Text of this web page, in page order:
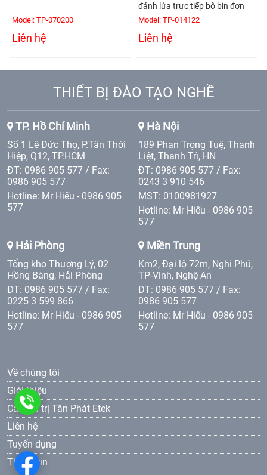
Model: TP-070200
Liên hệ
đánh lửa trực tiếp bô bin đơn
Model: TP-014122
Liên hệ
THIẾT BỊ ĐÀO TẠO NGHỀ
TP. Hồ Chí Minh
Số 1 Lê Đức Thọ, P.Tân Thới
Hiệp, Q12, TP.HCM
ĐT: 0986 905 577 / Fax:
0986 905 577
Hotline: Mr Hiếu - 0986 905
577
Hà Nội
189 Phan Trọng Tuệ, Thanh
Liệt, Thanh Trì, HN
ĐT: 0986 905 577 / Fax:
0243 3 910 546
MST: 0100981927
Hotline: Mr Hiếu - 0986 905
577
Hải Phòng
Tổng kho Thượng Lý, 02
Hồng Bàng, Hải Phòng
ĐT: 0986 905 577 / Fax:
0225 3 599 866
Hotline: Mr Hiếu - 0986 905
577
Miền Trung
Km2, Đại lộ 72m, Nghi Phú,
TP-Vinh, Nghệ An
ĐT: 0986 905 577 / Fax:
0986 905 577
Hotline: Mr Hiếu - 0986 905
577
Về chúng tôi
Giới thiệu
Các giá trị Tân Phát Etek
Liên hệ
Tuyển dụng
Thông tin
0986
577